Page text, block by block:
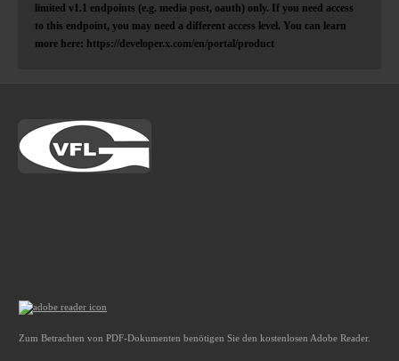
limited v1.1 endpoints (e.g. media post, oauth) only. If you need access
to this endpoint, you may need a different access level. You can learn
more here: https://developer.x.com/en/portal/product
Zum Betrachten von PDF-Dokumenten benötigen Sie den kostenlosen Adobe Reader.